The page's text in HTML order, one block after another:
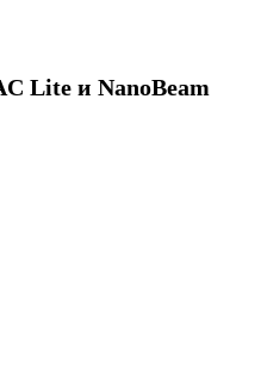
Lite и NanoBeam